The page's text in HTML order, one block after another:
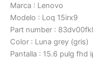
Marca : Lenovo
Modelo : Loq 15irx9
Part number :
Color : Luna grey (gris)
Pantalla : 15.6 pulg fhd